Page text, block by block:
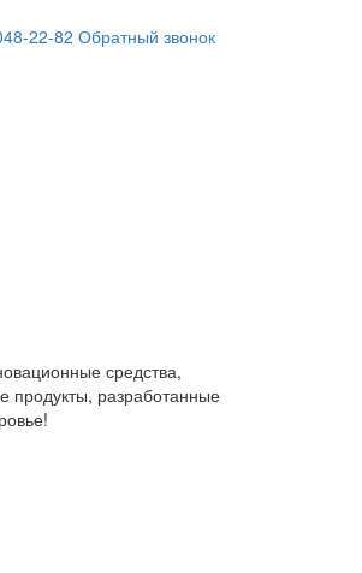
22-82 Обратный звонок
средства,
разработанные